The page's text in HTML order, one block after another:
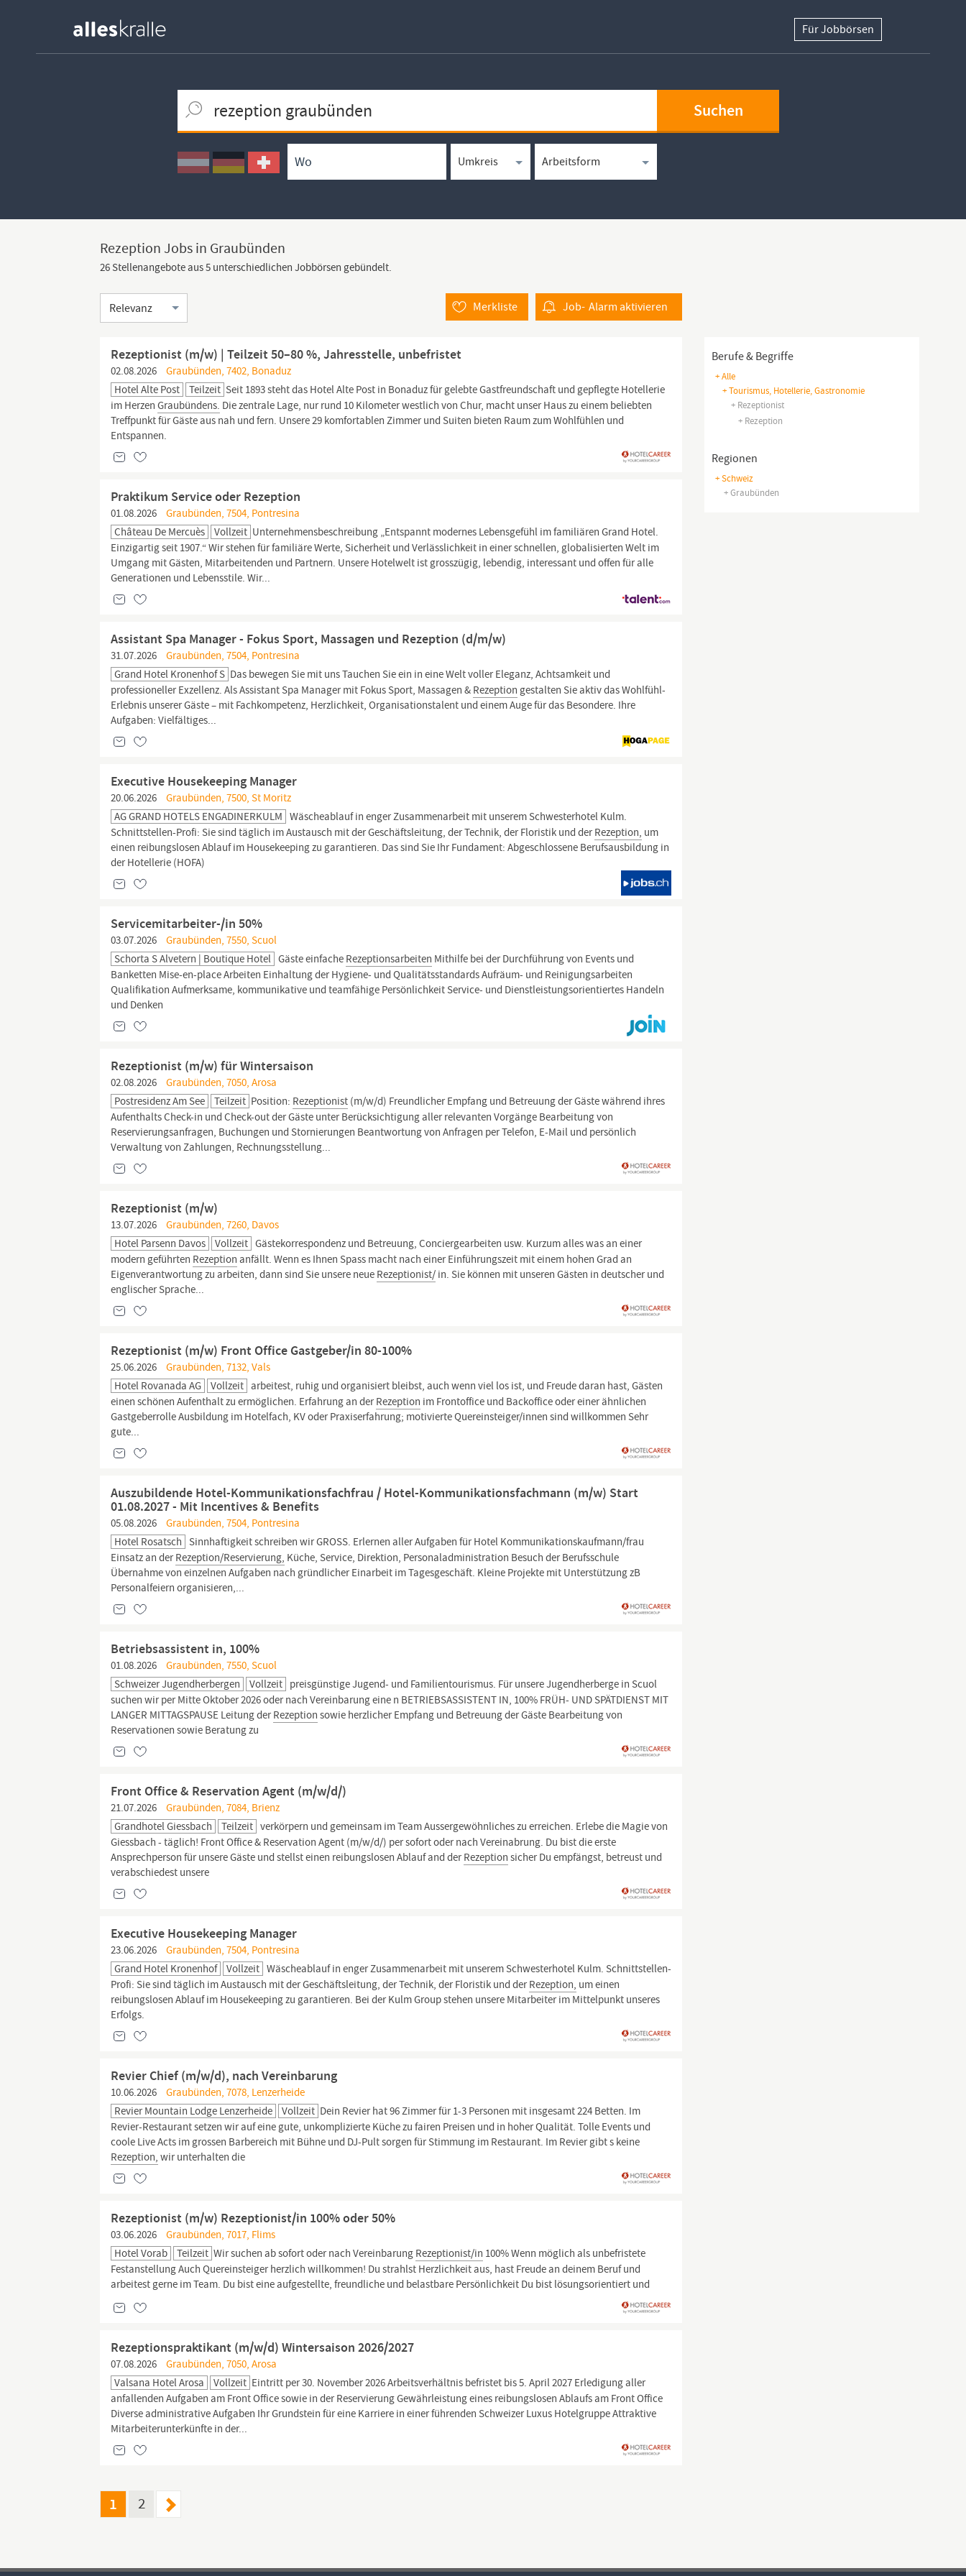
Für Jobbörsen
Ortssuche
Umkreissuche
Arbeitsform
Berufe & Begriffe
+ Alle
+ Tourismus, Hotellerie, Gastronomie
+ Rezeptionist
+ Rezeption
Regionen
+ Schweiz
+ Graubünden
Rezeption Jobs in Graubünden
26 Stellenangebote aus 5 unterschiedlichen Jobbörsen gebündelt.
Sortierung Job- Alarmaktivieren
Merkliste
Rezeptionist (m/w) | Teilzeit 50–80 %, Jahresstelle, unbefristet
02.08.2026
Graubünden, 7402, Bonaduz
Hotel Alte Post
Teilzeit Seit 1893 steht das Hotel Alte Post in Bonaduz für gelebte Gastfreundschaft und gepflegte Hotellerie
im HerzenGraubündens. Die zentrale Lage, nur rund 10 Kilometer westlich von Chur, macht unser Haus zu einem beliebten
Treffpunkt für Gäste aus nah und fern. Unsere 29 komfortablen Zimmer und Suiten bieten Raum zum Wohlfühlen und
Entspannen.
Praktikum Service oder Rezeption
01.08.2026
Graubünden, 7504, Pontresina
Château De Mercuès
Vollzeit Unternehmensbeschreibung „Entspannt modernes Lebensgefühl im familiären Grand Hotel.
Einzigartig seit 1907.“ Wir stehen für familiäre Werte, Sicherheit und Verlässlichkeit in einer schnellen, globalisierten Welt im
Umgang mit Gästen, Mitarbeitenden und Partnern. Unsere Hotelwelt ist grosszügig, lebendig, interessant und offen für alle
Generationen und Lebensstile. Wir...
Assistant Spa Manager - Fokus Sport, Massagen und Rezeption (d/m/w)
31.07.2026
Graubünden, 7504, Pontresina
Grand Hotel Kronenhof S Das bewegen Sie mit uns Tauchen Sie ein in eine Welt voller Eleganz, Achtsamkeit und
professioneller Exzellenz. Als Assistant Spa Manager mit Fokus Sport, Massagen & Rezeption gestalten Sie aktiv das Wohlfühl-
Erlebnis unserer Gäste – mit Fachkompetenz, Herzlichkeit, Organisationstalent und einem Auge für das Besondere. Ihre
Aufgaben: Vielfältiges...
Executive Housekeeping Manager
20.06.2026
Graubünden, 7500, St Moritz
AG GRAND HOTELS ENGADINERKULM Wäscheablauf in enger Zusammenarbeit mit unserem Schwesterhotel Kulm.
Schnittstellen-Profi: Sie sind täglich im Austausch mit der Geschäftsleitung, der Technik, der Floristik und derRezeption, um
einen reibungslosen Ablauf im Housekeeping zu garantieren. Das sind Sie Ihr Fundament: Abgeschlossene Berufsausbildung in
der Hotellerie (HOFA)
Servicemitarbeiter-/in 50%
03.07.2026
Graubünden, 7550, Scuol
Schorta S Alvetern | Boutique Hotel Gäste einfache Rezeptionsarbeiten Mithilfe bei der Durchführung von Events und
Banketten Mise-en-place Arbeiten Einhaltung der Hygiene- und Qualitätsstandards Aufräum- und Reinigungsarbeiten
Qualifikation Aufmerksame, kommunikative und teamfähige Persönlichkeit Service- und Dienstleistungsorientiertes Handeln
und Denken
Rezeptionist (m/w) für Wintersaison
02.08.2026
Graubünden, 7050, Arosa
Postresidenz Am See
Teilzeit Position: Rezeptionist (m/w/d) Freundlicher Empfang und Betreuung der Gäste während ihres
Aufenthalts Check-in und Check-out der Gäste unter Berücksichtigung aller relevanten Vorgänge Bearbeitung von
Reservierungsanfragen, Buchungen und Stornierungen Beantwortung von Anfragen per Telefon, E-Mail und persönlich
Verwaltung von Zahlungen, Rechnungsstellung...
Rezeptionist (m/w)
13.07.2026
Graubünden, 7260, Davos
Hotel Parsenn Davos
Vollzeit Gästekorrespondenz und Betreuung, Conciergearbeiten usw. Kurzum alles was an einer
modern geführten Rezeption anfällt. Wenn es Ihnen Spass macht nach einer Einführungszeit mit einem hohen Grad an
Eigenverantwortung zu arbeiten, dann sind Sie unsere neue Rezeptionist/ in. Sie können mit unseren Gästen in deutscher und
englischer Sprache...
Rezeptionist (m/w) Front Office Gastgeber/in 80-100%
25.06.2026
Graubünden, 7132, Vals
Hotel Rovanada AG
Vollzeit arbeitest, ruhig und organisiert bleibst, auch wenn viel los ist, und Freude daran hast, Gästen
einen schönen Aufenthalt zu ermöglichen. Erfahrung an derRezeption im Frontoffice und Backoffice oder einer ähnlichen
Gastgeberrolle Ausbildung im Hotelfach, KV oder Praxiserfahrung; motivierte Quereinsteiger/innen sind willkommen Sehr
gute...
Auszubildende Hotel-Kommunikationsfachfrau / Hotel-Kommunikationsfachmann (m/w) Start
01.08.2027 - Mit Incentives & Benefits
05.08.2026
Graubünden, 7504, Pontresina
Hotel Rosatsch Sinnhaftigkeit schreiben wir GROSS. Erlernen aller Aufgaben für Hotel Kommunikationskaufmann/frau
Einsatz an derRezeption/Reservierung, Küche, Service, Direktion, Personaladministration Besuch der Berufsschule
Übernahme von einzelnen Aufgaben nach gründlicher Einarbeit im Tagesgeschäft. Kleine Projekte mit Unterstützung zB
Personalfeiern organisieren,...
Betriebsassistent in, 100%
01.08.2026
Graubünden, 7550, Scuol
Schweizer Jugendherbergen
Vollzeit preisgünstige Jugend- und Familientourismus. Für unsere Jugendherberge in Scuol
suchen wir per Mitte Oktober 2026 oder nach Vereinbarung eine n BETRIEBSASSISTENT IN, 100% FRÜH- UND SPÄTDIENST MIT
LANGER MITTAGSPAUSE Leitung derRezeption sowie herzlicher Empfang und Betreuung der Gäste Bearbeitung von
Reservationen sowie Beratung zu
Front Office & Reservation Agent (m/w/d/)
21.07.2026
Graubünden, 7084, Brienz
Grandhotel Giessbach
Teilzeit verkörpern und gemeinsam im Team Aussergewöhnliches zu erreichen. Erlebe die Magie von
Giessbach - täglich! Front Office & Reservation Agent (m/w/d/) per sofort oder nach Vereinabrung. Du bist die erste
Ansprechperson für unsere Gäste und stellst einen reibungslosen Ablauf and derRezeption sicher Du empfängst, betreust und
verabschiedest unsere
Executive Housekeeping Manager
23.06.2026
Graubünden, 7504, Pontresina
Grand Hotel Kronenhof
Vollzeit Wäscheablauf in enger Zusammenarbeit mit unserem Schwesterhotel Kulm. Schnittstellen-
Profi: Sie sind täglich im Austausch mit der Geschäftsleitung, der Technik, der Floristik und derRezeption, um einen
reibungslosen Ablauf im Housekeeping zu garantieren. Bei der Kulm Group stehen unsere Mitarbeiter im Mittelpunkt unseres
Erfolgs.
Revier Chief (m/w/d), nach Vereinbarung
10.06.2026
Graubünden, 7078, Lenzerheide
Revier Mountain Lodge Lenzerheide
Vollzeit Dein Revier hat 96 Zimmer für 1-3 Personen mit insgesamt 224 Betten. Im
Revier-Restaurant setzen wir auf eine gute, unkomplizierte Küche zu fairen Preisen und in hoher Qualität. Tolle Events und
coole Live Acts im grossen Barbereich mit Bühne und DJ-Pult sorgen für Stimmung im Restaurant. Im Revier gibt s keine
Rezeption, wir unterhalten die
Rezeptionist (m/w) Rezeptionist/in 100% oder 50%
03.06.2026
Graubünden, 7017, Flims
Hotel Vorab
Teilzeit Wir suchen ab sofort oder nach Vereinbarung Rezeptionist/in 100% Wenn möglich als unbefristete
Festanstellung Auch Quereinsteiger herzlich willkommen! Du strahlst Herzlichkeit aus, hast Freude an deinem Beruf und
arbeitest gerne im Team. Du bist eine aufgestellte, freundliche und belastbare Persönlichkeit Du bist lösungsorientiert und
Rezeptionspraktikant (m/w/d) Wintersaison 2026/2027
07.08.2026
Graubünden, 7050, Arosa
Valsana Hotel Arosa
Vollzeit Eintritt per 30. November 2026 Arbeitsverhältnis befristet bis 5. April 2027 Erledigung aller
anfallenden Aufgaben am Front Office sowie in der Reservierung Gewährleistung eines reibungslosen Ablaufs am Front Office
Diverse administrative Aufgaben Ihr Grundstein für eine Karriere in einer führenden Schweizer Luxus Hotelgruppe Attraktive
Mitarbeiterunterkünfte in der...
1 2